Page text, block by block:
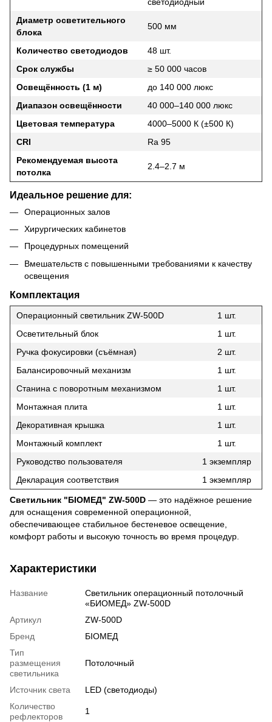
Диаметр осветительного
блока
500 мм
Количество светодиодов
48 шт.
Срок службы
≥ 50 000 часов
Освещённость (1 м)
до 140 000 люкс
Диапазон освещённости
40 000–140 000 люкс
Цветовая температура
4000–5000 К (±500 К)
CRI
Ra 95
Рекомендуемая высота
потолка
2.4–2.7 м
Идеальное решение для:
Операционных залов
Хирургических кабинетов
Процедурных помещений
Вмешательств с повышенными требованиями к качеству
освещения
Комплектация
Операционный светильник ZW-500D
1 шт.
Осветительный блок
1 шт.
Ручка фокусировки (съёмная)
2 шт.
Балансировочный механизм
1 шт.
Станина с поворотным механизмом
1 шт.
Монтажная плита
1 шт.
Декоративная крышка
1 шт.
Монтажный комплект
1 шт.
Руководство пользователя
1 экземпляр
Декларация соответствия
1 экземпляр
Светильник "БІОМЕД" ZW-500D — это надёжное решение
для оснащения современной операционной,
обеспечивающее стабильное бестеневое освещение,
комфорт работы и высокую точность во время процедур.
Характеристики
Название
Светильник операционный потолочный
«БИОМЕД» ZW-500D
Артикул
ZW-500D
Бренд
БІОМЕД
Тип
размещения
светильника
Потолочный
Источник света
LED (светодиоды)
Количество
рефлекторов
1